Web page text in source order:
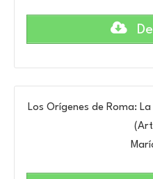
Los Orígenes de Roma: